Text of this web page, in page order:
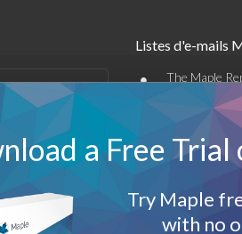
Listes d'e-mails
• The Maple
Autres
Maplesoft
Log-Out
a Free Trial
Try Maple
with no